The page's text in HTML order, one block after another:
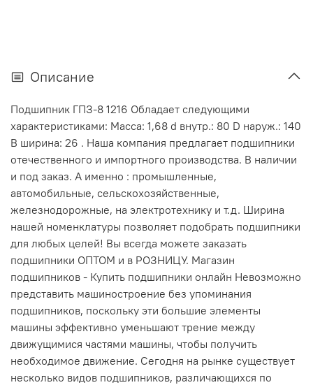
Описание
Подшипник ГПЗ-8 1216 Обладает следующими
характеристиками: Масса: 1,68 d внутр.: 80 D наруж.: 140
В ширина: 26 . Наша компания предлагает подшипники
отечественного и импортного производства. В наличии
и под заказ. А именно : промышленные,
автомобильные, сельскохозяйственные,
железнодорожные, на электротехнику и т.д. Ширина
нашей номенклатуры позволяет подобрать подшипники
для любых целей! Вы всегда можете заказать
подшипники ОПТОМ и в РОЗНИЦУ. Магазин
подшипников - Купить подшипники онлайн Невозможно
представить машиностроение без упоминания
подшипников, поскольку эти большие элементы
машины эффективно уменьшают трение между
движущимися частями машины, чтобы получить
необходимое движение. Сегодня на рынке существует
несколько видов подшипников, различающихся по